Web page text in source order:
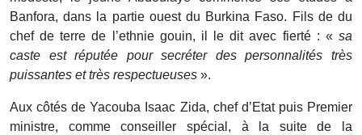
Banfora, dans la partie ouest du Burkina Faso. Fils de du
chef de terre de l’ethnie gouin, il le dit avec fierté : « sa
caste est réputée pour secréter des personnalités très
puissantes et très respectueuses ».
Aux côtés de Yacouba Isaac Zida, chef d’Etat puis Premier
ministre, comme conseiller spécial, à la suite de la